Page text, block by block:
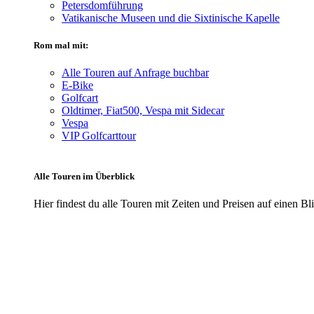
Petersdomführung
Vatikanische Museen und die Sixtinische Kapelle
Rom mal mit:
Alle Touren auf Anfrage buchbar
E-Bike
Golfcart
Oldtimer, Fiat500, Vespa mit Sidecar
Vespa
VIP Golfcarttour
Alle Touren im Überblick
Hier findest du alle Touren mit Zeiten und Preisen auf einen